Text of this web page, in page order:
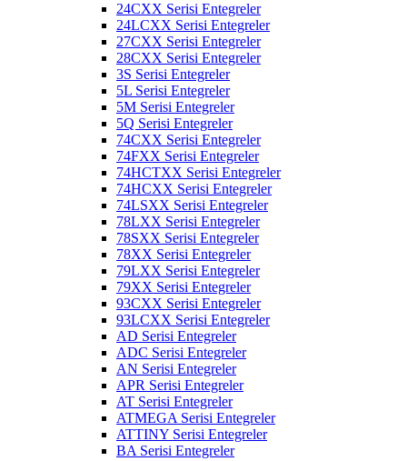
24CXX Serisi Entegreler
24LCXX Serisi Entegreler
27CXX Serisi Entegreler
28CXX Serisi Entegreler
3S Serisi Entegreler
5L Serisi Entegreler
5M Serisi Entegreler
5Q Serisi Entegreler
74CXX Serisi Entegreler
74FXX Serisi Entegreler
74HCTXX Serisi Entegreler
74HCXX Serisi Entegreler
74LSXX Serisi Entegreler
78LXX Serisi Entegreler
78SXX Serisi Entegreler
78XX Serisi Entegreler
79LXX Serisi Entegreler
79XX Serisi Entegreler
93CXX Serisi Entegreler
93LCXX Serisi Entegreler
AD Serisi Entegreler
ADC Serisi Entegreler
AN Serisi Entegreler
APR Serisi Entegreler
AT Serisi Entegreler
ATMEGA Serisi Entegreler
ATTINY Serisi Entegreler
BA Serisi Entegreler